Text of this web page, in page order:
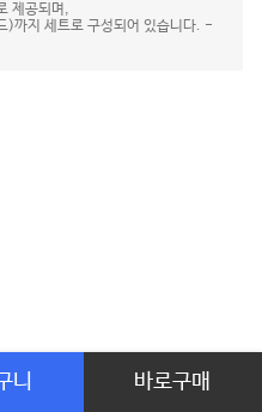
제공되며,
)까지 세트로 구성되어 있습니다. -
니 바로구매